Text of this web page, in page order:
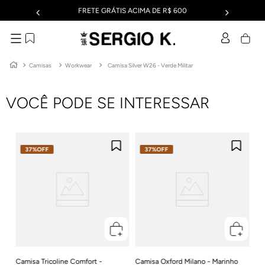
FRETE GRÁTIS ACIMA DE R$ 600
Camisas Workwear Camisa Silver W26 - Verde Militar
VOCÊ PODE SE INTERESSAR
37%OFF
Camisa Tricoline Comfort -
37%OFF
Camisa Oxford Milano - Marinho